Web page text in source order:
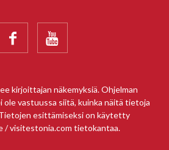
 
kirjoittajan näkemyksiä. Ohjelman
ole vastuussa siitä, kuinka näitä tietoja
esittämiseksi on käytetty
/ visitestonia.com tietokantaa.